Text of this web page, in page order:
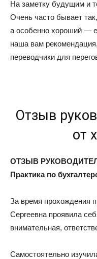
На заметку будущим и
Очень часто бывает
а особенно хороший —
наша вам
переводчики для
Отзыв
от
ОТЗЫВ
Практика по
За время прохождения
Сергеевна проявила
внимательная,
Самостоятельно